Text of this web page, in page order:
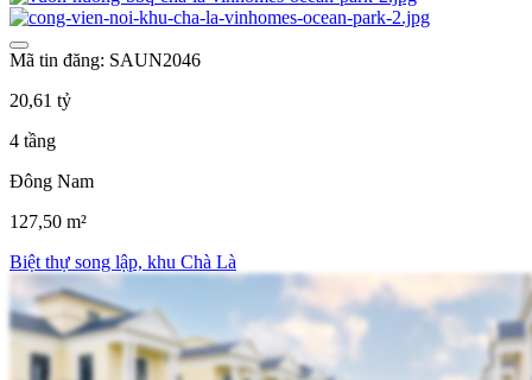
Mã tin đăng: SAUN2046
20,61 tỷ
4 tầng
Đông Nam
127,50 m²
Biệt thự song lập, khu Chà Là